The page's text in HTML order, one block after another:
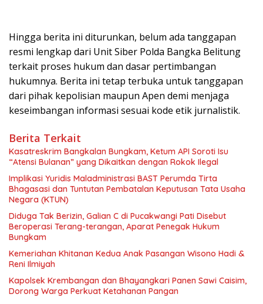
Hingga berita ini diturunkan, belum ada tanggapan
resmi lengkap dari Unit Siber Polda Bangka Belitung
terkait proses hukum dan dasar pertimbangan
hukumnya. Berita ini tetap terbuka untuk tanggapan
dari pihak kepolisian maupun Apen demi menjaga
keseimbangan informasi sesuai kode etik jurnalistik.
Berita Terkait
Kasatreskrim Bangkalan Bungkam, Ketum API Soroti Isu
“Atensi Bulanan” yang Dikaitkan dengan Rokok Ilegal
Implikasi Yuridis Maladministrasi BAST Perumda Tirta
Bhagasasi dan Tuntutan Pembatalan Keputusan Tata Usaha
Negara (KTUN)
Diduga Tak Berizin, Galian C di Pucakwangi Pati Disebut
Beroperasi Terang-terangan, Aparat Penegak Hukum
Bungkam
Kemeriahan Khitanan Kedua Anak Pasangan Wisono Hadi &
Reni Ilmiyah
Kapolsek Krembangan dan Bhayangkari Panen Sawi Caisim,
Dorong Warga Perkuat Ketahanan Pangan